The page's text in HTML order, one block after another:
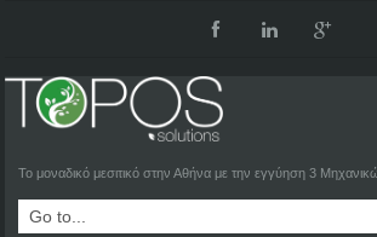
Το μοναδικό μεσιτικό στην Αθήνα με την εγγύηση 3